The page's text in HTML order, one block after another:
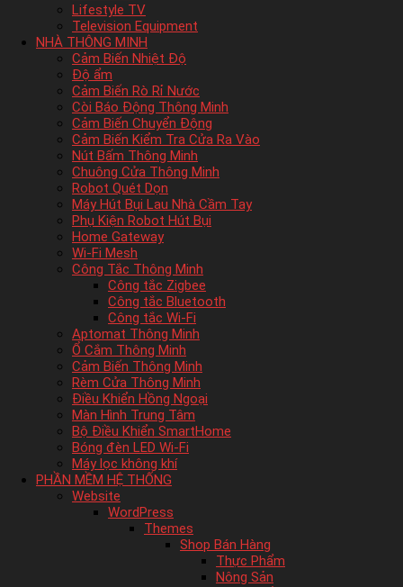
Lifestyle TV
Television Equipment
NHÀ THÔNG MINH
Cảm Biến Nhiệt Độ
Độ ẩm
Cảm Biến Rò Rỉ Nước
Còi Báo Động Thông Minh
Cảm Biến Chuyển Động
Cảm Biến Kiểm Tra Cửa Ra Vào
Nút Bấm Thông Minh
Chuông Cửa Thông Minh
Robot Quét Dọn
Máy Hút Bụi Lau Nhà Cầm Tay
Phụ Kiện Robot Hút Bụi
Home Gateway
Wi-Fi Mesh
Công Tắc Thông Minh
Công tắc Zigbee
Công tắc Bluetooth
Công tắc Wi-Fi
Aptomat Thông Minh
Ổ Cắm Thông Minh
Cảm Biến Thông Minh
Rèm Cửa Thông Minh
Điều Khiển Hồng Ngoại
Màn Hình Trung Tâm
Bộ Điều Khiển SmartHome
Bóng đèn LED Wi-Fi
Máy lọc không khí
PHẦN MỀM HỆ THỐNG
Website
WordPress
Themes
Shop Bán Hàng
Thực Phẩm
Nông Sản